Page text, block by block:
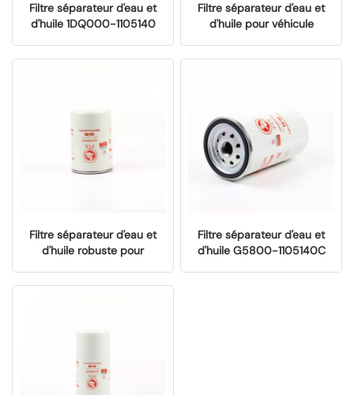
Filtre séparateur d'eau et
d'huile 1DQ000-1105140
moteur
Filtre séparateur d'eau et
d'huile pour véhicule
Filtre séparateur d'eau et
d'huile robuste pour
2000102
Filtre séparateur d'eau et
d'huile G5800-1105140C